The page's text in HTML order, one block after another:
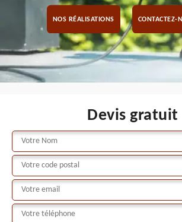
NOS RÉALISATIONS CONTACTEZ-
Devis gratuit